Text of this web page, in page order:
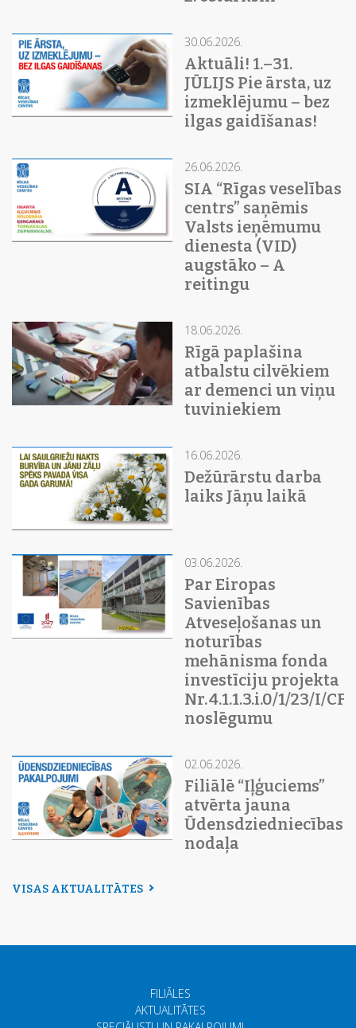
30.06.2026.
Aktuāli! 1.–31.
JŪLIJS Pie ārsta, uz
izmeklējumu – bez
ilgas gaidīšanas!
26.06.2026.
SIA “Rīgas veselības
centrs” saņēmis
Valsts ieņēmumu
dienesta (VID)
augstāko – A
reitingu
18.06.2026.
Rīgā paplašina
atbalstu cilvēkiem
ar demenci un viņu
tuviniekiem
16.06.2026.
Dežūrārstu darba
laiks Jāņu laikā
03.06.2026.
Par Eiropas
Savienības
Atveseļošanas un
noturības
mehānisma fonda
investīciju projekta
Nr. 4.1.1.3.i.0/1/23/I/
noslēgumu
02.06.2026.
Filiālē “Iļģuciems”
atvērta jauna
Ūdensdziedniecības
nodaļa
VISAS AKTUALITĀTES
FILIĀLES
AKTUALITĀTES